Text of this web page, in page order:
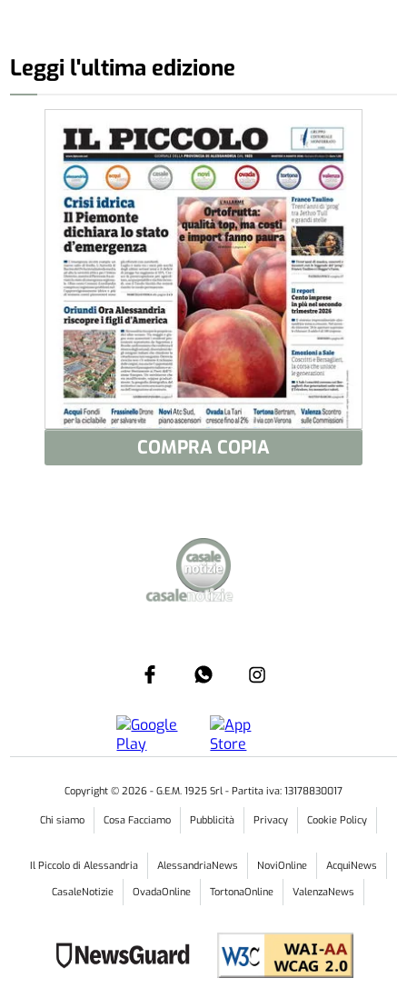
Leggi l'ultima edizione
COMPRA COPIA
Copyright © 2026 - G.E.M. 1925 Srl - Partita iva: 13178830017
Chi siamo Cosa Facciamo Pubblicità Privacy Cookie Policy
Il Piccolo di Alessandria AlessandriaNews NoviOnline
AcquiNews
CasaleNotizie
OvadaOnline TortonaOnline ValenzaNews